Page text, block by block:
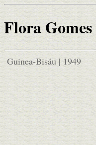
Flora Gomes
Guinea-Bisáu | 1949